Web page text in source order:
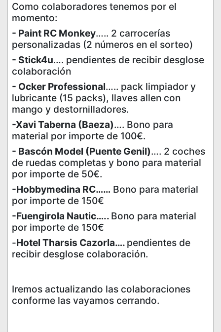
Como colaboradores tenemos por el
momento:
- Paint RC Monkey….. 2 carrocerías
personalizadas (2 números en el sorteo)
- Stick4u…. pendientes de recibir desglose
colaboración
- Ocker Professional….. pack limpiador y
lubricante (15 packs), llaves allen con
mango y destornilladores.
-Xavi Taberna (Baeza)…. Bono para
material por importe de 100€.
- Bascón Model (Puente Genil)…. 2 coches
de ruedas completas y bono para material
por importe de 50€.
-Hobbymedina RC…… Bono para material
por importe de 150€
-Fuengirola Nautic….. Bono para material
por importe de 150€
-Hotel Tharsis Cazorla…. pendientes de
recibir desglose colaboración.
Iremos actualizando las colaboraciones
conforme las vayamos cerrando.